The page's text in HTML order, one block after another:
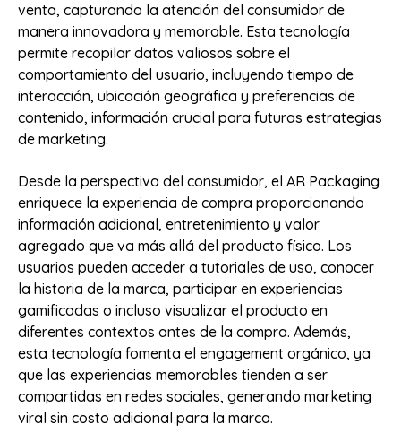
venta, capturando la atención del consumidor de
manera innovadora y memorable. Esta tecnología
permite recopilar datos valiosos sobre el
comportamiento del usuario, incluyendo tiempo de
interacción, ubicación geográfica y preferencias de
contenido, información crucial para futuras estrategias
de marketing.
Desde la perspectiva del consumidor, el AR Packaging
enriquece la experiencia de compra proporcionando
información adicional, entretenimiento y valor
agregado que va más allá del producto físico. Los
usuarios pueden acceder a tutoriales de uso, conocer
la historia de la marca, participar en experiencias
gamificadas o incluso visualizar el producto en
diferentes contextos antes de la compra. Además,
esta tecnología fomenta el engagement orgánico, ya
que las experiencias memorables tienden a ser
compartidas en redes sociales, generando marketing
viral sin costo adicional para la marca.